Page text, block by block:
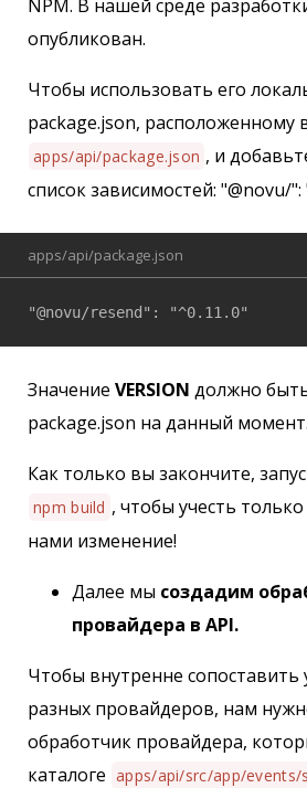
NPM. В нашей среде
опубликован.
Чтобы использовать его
package.json, расположенному
apps/api/package.json , и
список зависимостей: "@novu/":
apps/api/package.json
"@novu/resend": "^0.11.0"
Значение VERSION должно
package.json на данный момент.
Как только вы закончите,
npm build , чтобы учесть
нами изменение!
Далее мы создадим
провайдера в API.
Чтобы внутренне
разных провайдеров, нам
обработчик провайдера,
каталоге apps/api/src/app/events/